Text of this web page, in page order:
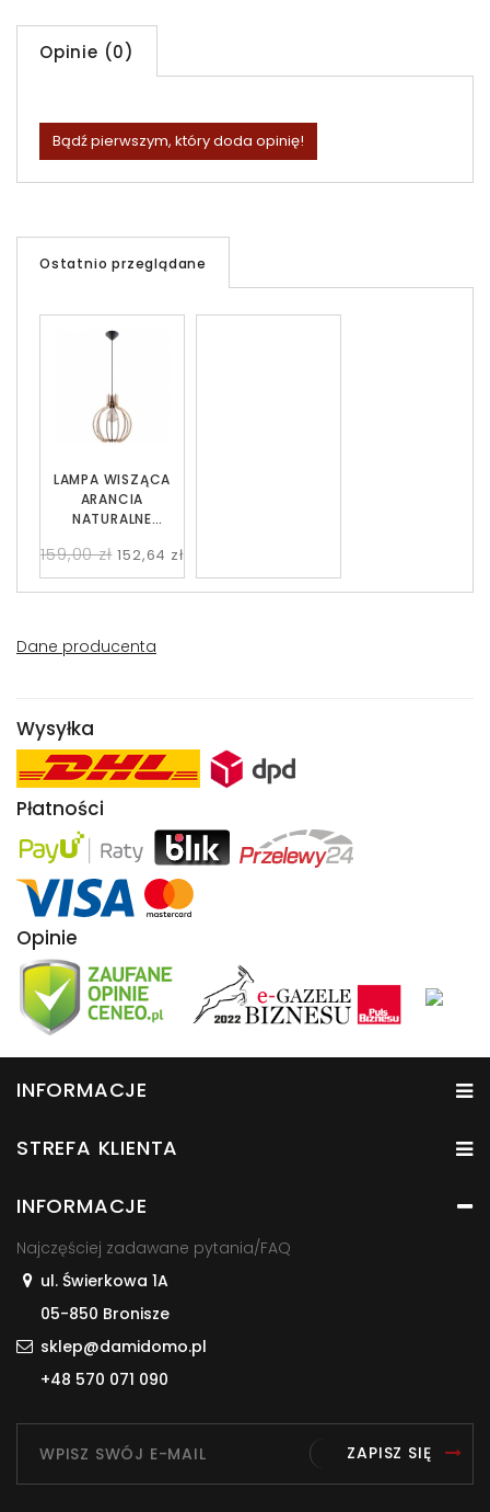
Opinie (0)
Bądź pierwszym, który doda opinię!
Ostatnio przeglądane
LAMPA WISZĄCA
ARANCIA
NATURALNE
SL.0391
159,00 zł 152,64 zł
Dane producenta
Wysyłka
Płatności
Opinie
INFORMACJE
STREFA KLIENTA
INFORMACJE
Najczęściej zadawane pytania/FAQ
ul. Świerkowa 1A
05-850 Bronisze
sklep@damidomo.pl
+48 570 071 090
ZAPISZ SIĘ